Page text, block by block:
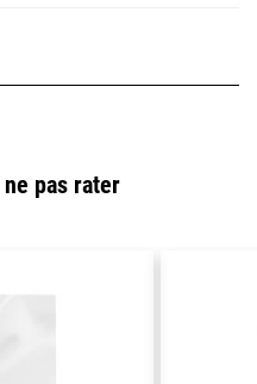
pas rater